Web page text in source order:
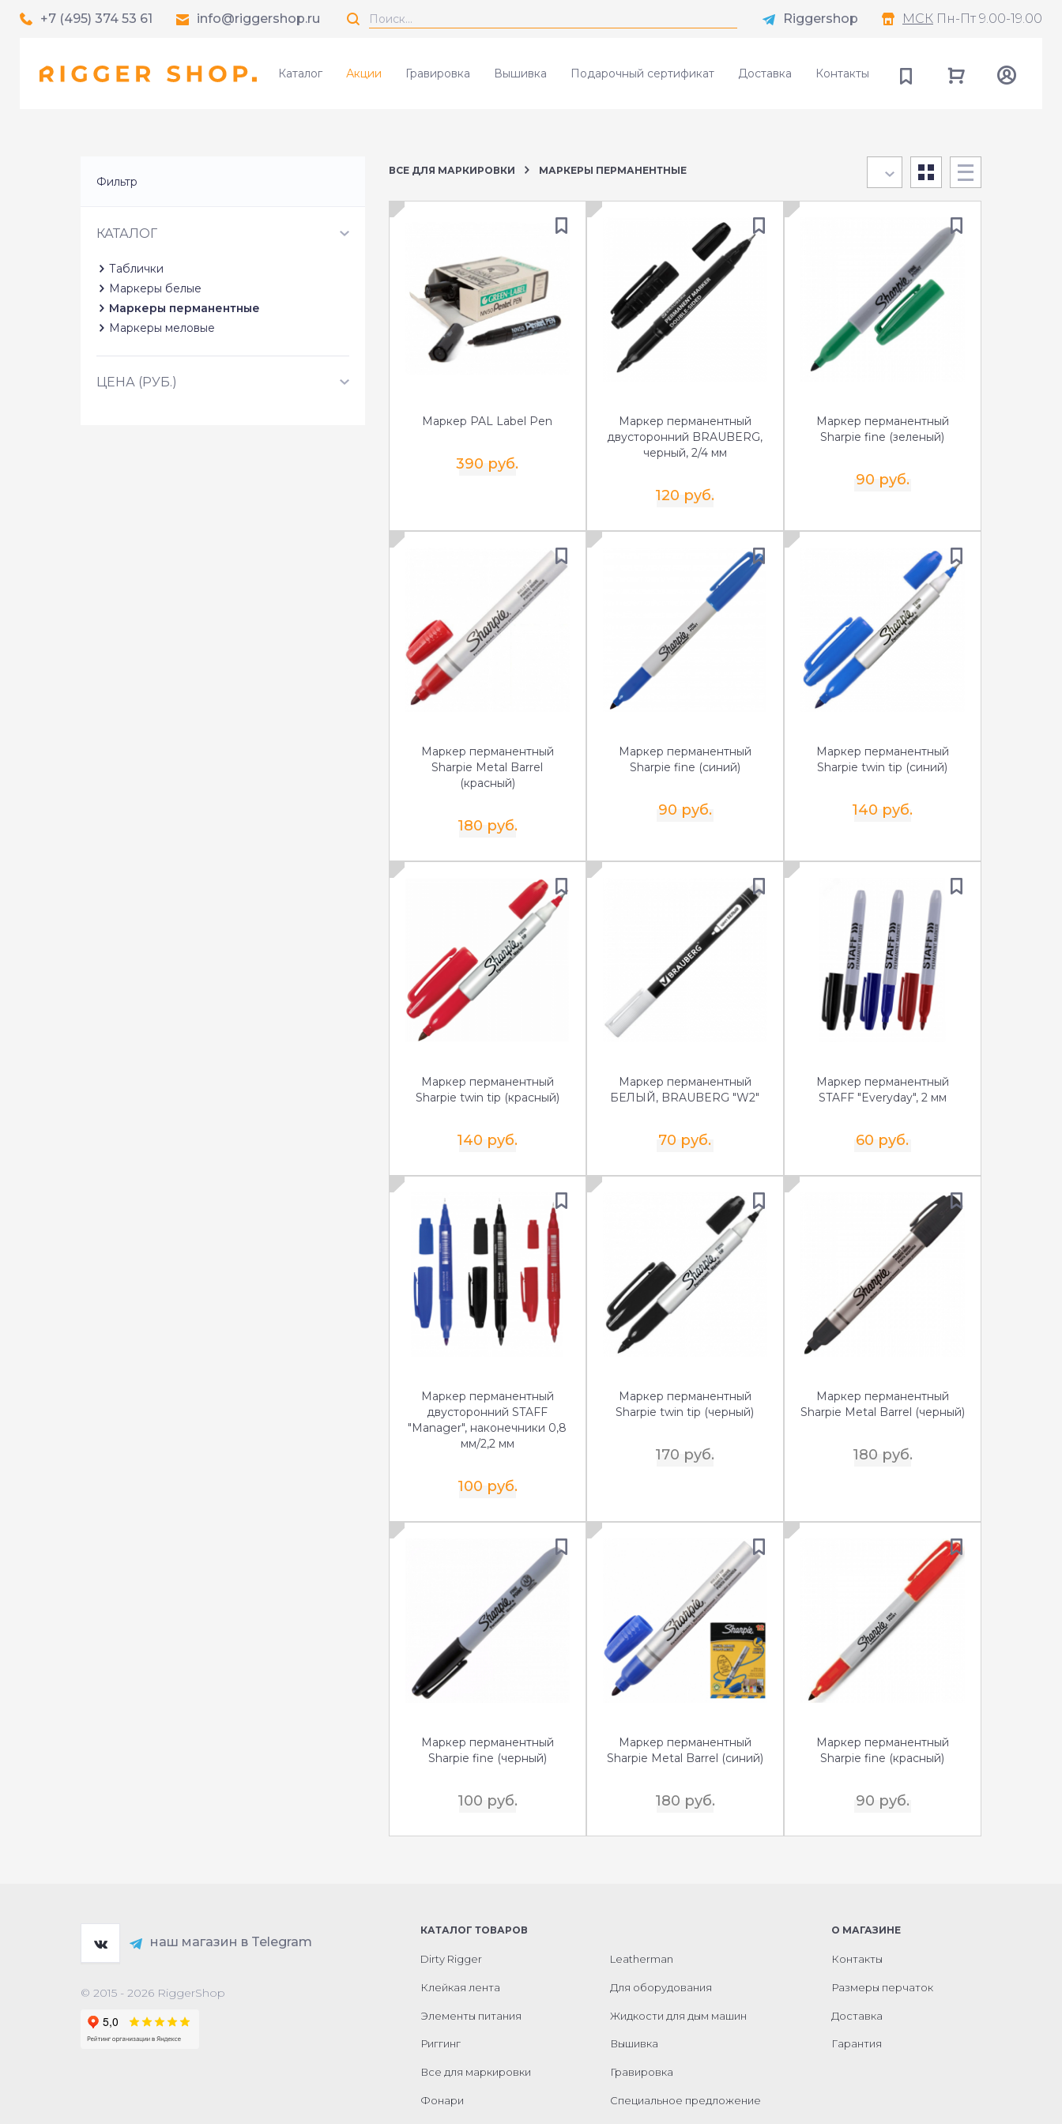
+7 (495) 374 53 61 info@riggershop.ru Riggershop МСК Пн-Пт 9.00-19.00
Каталог Акции Гравировка Вышивка Подарочный сертификат Доставка Контакты
Фильтр
КАТАЛОГ
Таблички
Маркеры белые
Маркеры перманентные
Маркеры меловые
ЦЕНА (РУБ.)
ВСЕ ДЛЯ МАРКИРОВКИ МАРКЕРЫ ПЕРМАНЕНТНЫЕ
Маркер PAL Label Pen
390 руб.
Маркер перманентный
двусторонний BRAUBERG,
черный, 2/4 мм
120 руб.
Маркер перманентный
Sharpie fine (зеленый)
90 руб.
Маркер перманентный
Sharpie Metal Barrel
(красный)
180 руб.
Маркер перманентный
Sharpie fine (синий)
90 руб.
Маркер перманентный
Sharpie twin tip (синий)
140 руб.
Маркер перманентный
Sharpie twin tip (красный)
140 руб.
Маркер перманентный
БЕЛЫЙ, BRAUBERG "W2"
70 руб.
Маркер перманентный
STAFF "Everyday", 2 мм
60 руб.
Маркер перманентный
двусторонний STAFF
"Manager", наконечники 0,8
мм/2,2 мм
100 руб.
Маркер перманентный
Sharpie twin tip (черный)
170 руб.
Маркер перманентный
Sharpie Metal Barrel (черный)
180 руб.
Маркер перманентный
Sharpie fine (черный)
100 руб.
Маркер перманентный
Sharpie Metal Barrel (синий)
180 руб.
Маркер перманентный
Sharpie fine (красный)
90 руб.
наш магазин в Telegram
© 2015 - 2026 RiggerShop
КАТАЛОГ ТОВАРОВ
Dirty Rigger
Клейкая лента
Элементы питания
Риггинг
Все для маркировки
Фонари
Leatherman
Для оборудования
Жидкости для дым машин
Вышивка
Гравировка
Специальное предложение
О МАГАЗИНЕ
Контакты
Размеры перчаток
Доставка
Гарантия